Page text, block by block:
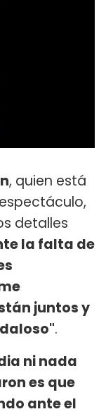
, quien está
detalles
la falta de
juntos y
.
ni nada
es que
ante el